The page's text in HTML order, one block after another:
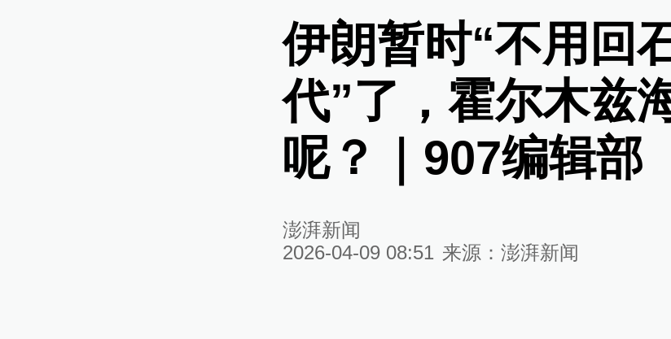
伊朗暂时“不用回
代”了，霍尔木兹
呢？｜907编辑部
澎湃新闻
2026-04-09 08:51 来源： 澎湃新闻